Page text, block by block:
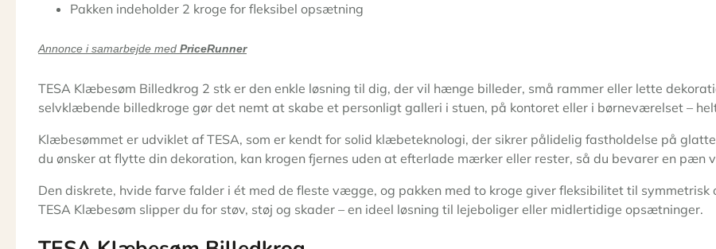
Pakken indeholder 2 kroge for fleksibel opsætning
Annonce i samarbejde med PriceRunner
TESA Klæbesøm Billedkrog 2 stk er den enkle løsning til dig, der vil hænge billeder, små rammer eller lette
selvklæbende billedkroge gør det nemt at skabe et personligt galleri i stuen, på kontoret eller i børneværelset –
Klæbesømmet er udviklet af TESA, som er kendt for solid klæbe­teknologi, der sikrer pålidelig fastholdelse på
du ønsker at flytte din dekoration, kan krogen fjernes uden at efterlade mærker eller rester, så du bevarer en pæn
Den diskrete, hvide farve falder i ét med de fleste vægge, og pakken med to kroge giver fleksibilitet til
TESA Klæbesøm slipper du for støv, støj og skader – en ideel løsning til lejeboliger eller midlertidige opsætninger.